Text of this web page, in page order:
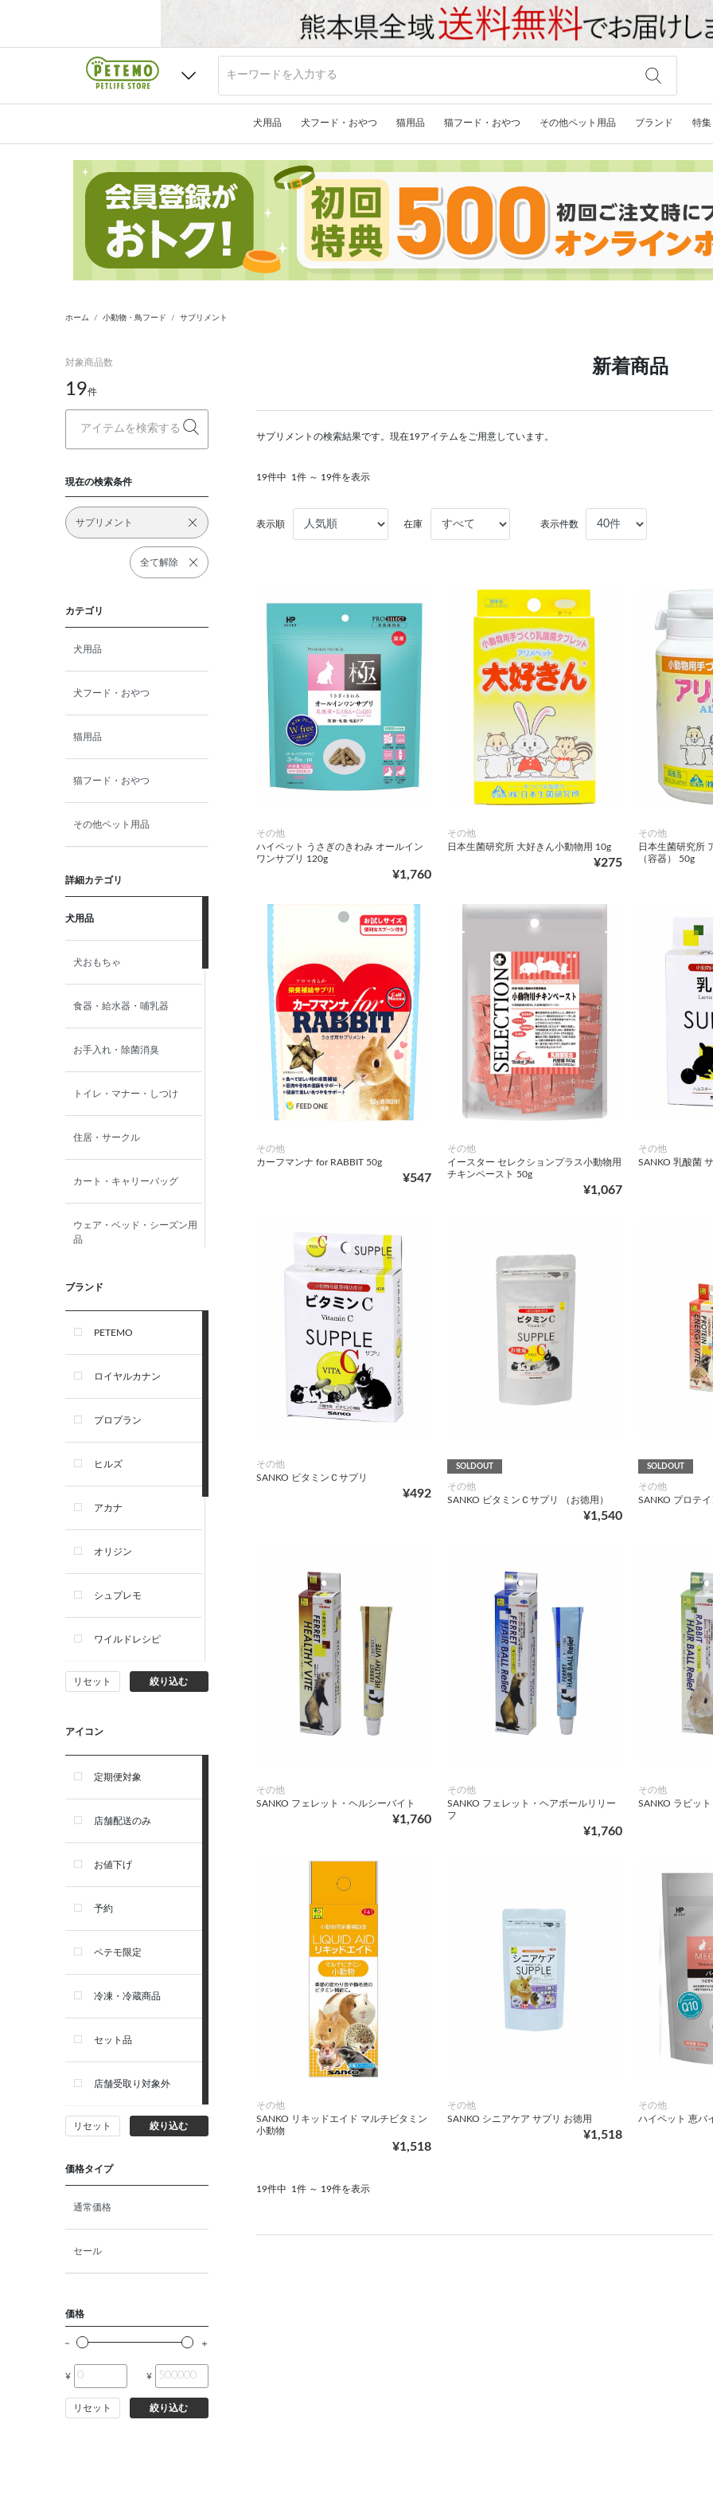
犬用品 犬フード・おやつ 猫用品 猫フード・おやつ その他ペット用品 ブランド 特集
ホーム 小動物・鳥フード サプリメント
対象商品数
19件
現在の検索条件
サプリメント
全て解除
カテゴリ
犬用品
犬フード・おやつ
猫用品
猫フード・おやつ
その他ペット用品
詳細カテゴリ
犬用品
犬おもちゃ
食器・給水器・哺乳器
お手入れ・除菌消臭
トイレ・マナー・しつけ
住居・サークル
カート・キャリーバッグ
ウェア・ベッド・シーズン用
品
首輪・ハーネス(胴輪)・リー
イ・ウェット）
犬ドライフード
犬ウェットフード
犬おやつ
犬サプリ・ミルク・栄養補給
品
首輪・ハーネス(胴輪)・リー
猫ドライフード
猫ウェットフード
その他ペット用品
小動物・鳥フード
ブランド
PETEMO
ロイヤルカナン
プロプラン
ヒルズ
アカナ
オリジン
シュプレモ
ワイルドレシピ
ナチュラルチョイス
ウェルネス
アーテミス
セレクトバランス
リガロ
ソルビダ
フィジカライフ
リセット 絞り込む
アイコン
定期便対象
店舗配送のみ
お値下げ
予約
ペテモ限定
冷凍・冷蔵商品
セット品
店舗受取り対象外
リセット 絞り込む
価格タイプ
通常価格
セール
価格
¥ ¥
リセット 絞り込む
新着商品
サプリメントの検索結果です。現在19アイテムをご用意しています。
19件中 1件 ～ 19件を表示
表示順 在庫 表示件数
その他
ハイペット うさぎのきわみ オールイン
ワンサプリ 120g
¥1,760
その他
日本生菌研究所 大好きん小動物用 10g
¥275
その他
日本生菌研究所
（容器） 50g
その他
カーフマンナ for RABBIT 50g
¥547
その他
イースター セレクションプラス小動物用
チキンペースト 50g
¥1,067
その他
SANKO 乳酸菌
その他
SANKO ビタミンＣサプリ
¥492
SOLDOUT
その他
SANKO ビタミンＣサプリ （お徳用）
¥1,540
SOLDOUT
その他
SANKO プロテ
その他
SANKO フェレット・ヘルシーバイト
¥1,760
その他
SANKO フェレット・ヘアボールリリー
フ
¥1,760
その他
SANKO ラビッ
その他
SANKO リキッドエイド マルチビタミン
小動物
¥1,518
その他
SANKO シニアケア サプリ お徳用
¥1,518
その他
ハイペット 恵バ
19件中 1件 ～ 19件を表示